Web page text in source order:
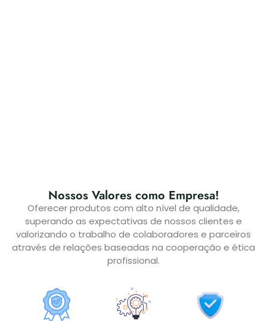
Nossos Valores como Empresa!
Oferecer produtos com alto nível de qualidade,
superando as expectativas de nossos clientes e
valorizando o trabalho de colaboradores e parceiros
através de relações baseadas na cooperação e ética
profissional.